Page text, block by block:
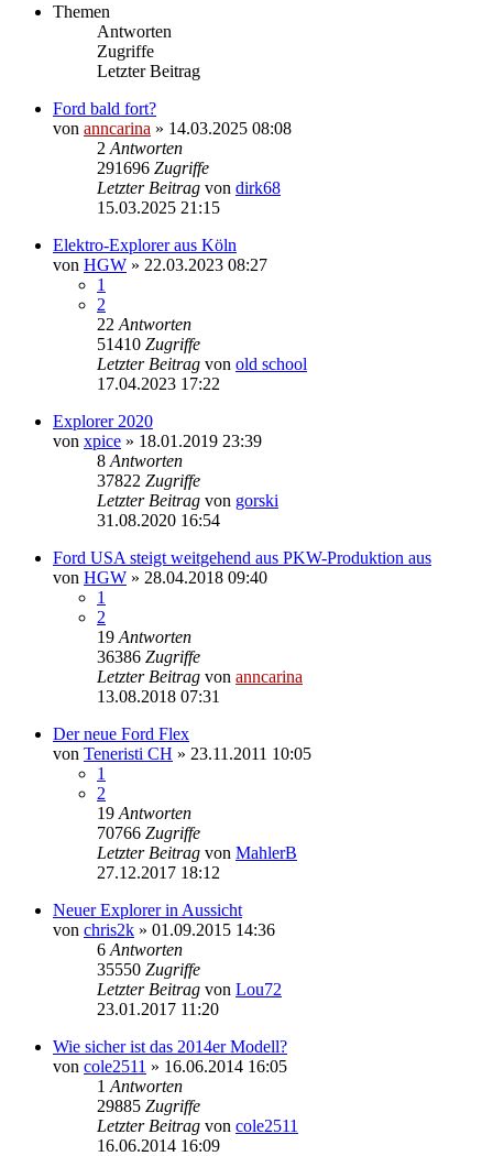
Themen
Antworten
Zugriffe
Letzter Beitrag
Ford bald fort?
von anncarina » 14.03.2025 08:08
2 Antworten
291696 Zugriffe
Letzter Beitrag von dirk68
15.03.2025 21:15
Elektro-Explorer aus Köln
von HGW » 22.03.2023 08:27
1
2
22 Antworten
51410 Zugriffe
Letzter Beitrag von old school
17.04.2023 17:22
Explorer 2020
von xpice » 18.01.2019 23:39
8 Antworten
37822 Zugriffe
Letzter Beitrag von gorski
31.08.2020 16:54
Ford USA steigt weitgehend aus PKW-Produktion aus
von HGW » 28.04.2018 09:40
1
2
19 Antworten
36386 Zugriffe
Letzter Beitrag von anncarina
13.08.2018 07:31
Der neue Ford Flex
von Teneristi CH » 23.11.2011 10:05
1
2
19 Antworten
70766 Zugriffe
Letzter Beitrag von MahlerB
27.12.2017 18:12
Neuer Explorer in Aussicht
von chris2k » 01.09.2015 14:36
6 Antworten
35550 Zugriffe
Letzter Beitrag von Lou72
23.01.2017 11:20
Wie sicher ist das 2014er Modell?
von cole2511 » 16.06.2014 16:05
1 Antworten
29885 Zugriffe
Letzter Beitrag von cole2511
16.06.2014 16:09